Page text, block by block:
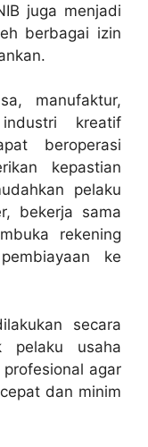
juga menjadi
berbagai izin
manufaktur,
kreatif
beroperasi
kepastian
pelaku
bekerja sama
rekening
ke
secara
pelaku usaha
agar
dan minim